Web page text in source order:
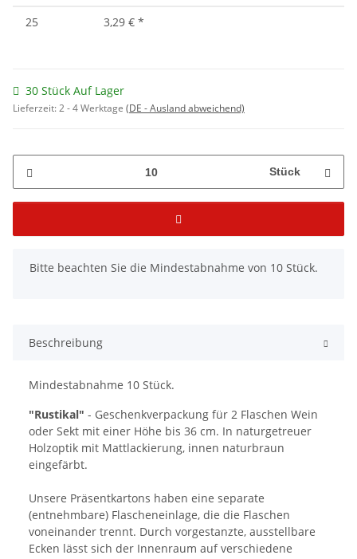
25 3,29 € *
30 Stück Auf Lager
Lieferzeit:2 - 4 Werktage (DE - Ausland abweichend)
Stück
x
Bitte beachten Sie die Mindestabnahme von 10 Stück.
Beschreibung
Mindestabnahme 10 Stück.
"Rustikal" - Geschenkverpackung für 2 Flaschen Wein
oder Sekt mit einer Höhe bis 36 cm. In naturgetreuer
Holzoptik mit Mattlackierung, innen naturbraun
eingefärbt.
Unsere Präsentkartons haben eine separate
(entnehmbare) Flascheneinlage, die die Flaschen
voneinander trennt. Durch vorgestanzte, ausstellbare
Ecken lässt sich der Innenraum auf verschiedene